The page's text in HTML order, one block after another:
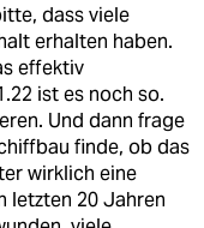
dass viele
erhalten haben.
effektiv
ist es noch so.
Und dann frage
finde, ob das
wirklich eine
letzten 20 Jahren